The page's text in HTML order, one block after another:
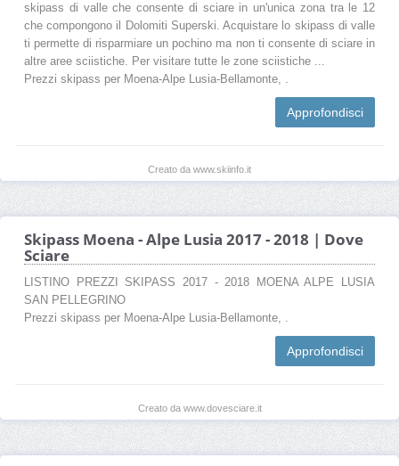
skipass di valle che consente di sciare in un'unica zona tra le 12
che compongono il Dolomiti Superski. Acquistare lo skipass di valle
ti permette di risparmiare un pochino ma non ti consente di sciare in
altre aree sciistiche. Per visitare tutte le zone sciistiche ...
Prezzi skipass per Moena-Alpe Lusia-Bellamonte, .
Approfondisci
Creato da www.skiinfo.it
Skipass Moena - Alpe Lusia 2017 - 2018 | Dove
Sciare
LISTINO PREZZI SKIPASS 2017 - 2018 MOENA ALPE LUSIA
SAN PELLEGRINO
Prezzi skipass per Moena-Alpe Lusia-Bellamonte, .
Approfondisci
Creato da www.dovesciare.it